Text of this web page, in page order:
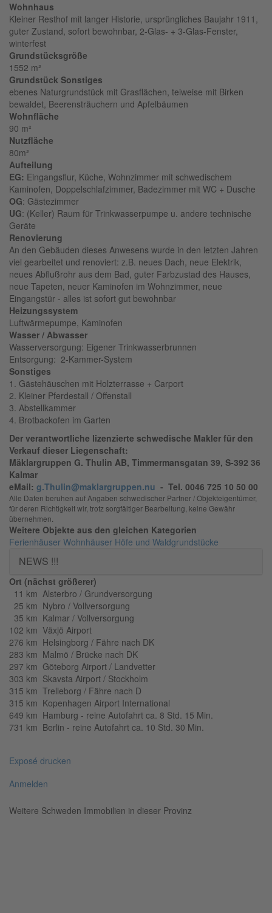
Wohnhaus
Kleiner Resthof mit langer Historie, ursprüngliches Baujahr 1911,
guter Zustand, sofort bewohnbar, 2-Glas- + 3-Glas-Fenster,
winterfest
Grundstücksgröße
1552 m²
Grundstück Sonstiges
ebenes Naturgrundstück mit Grasflächen, teiweise mit Birken
bewaldet, Beerensträuchern und Apfelbäumen
Wohnfläche
90 m²
Nutzfläche
80m²
Aufteilung
EG: Eingangsflur, Küche, Wohnzimmer mit schwedischem
Kaminofen, Doppelschlafzimmer, Badezimmer mit WC + Dusche
OG: Gästezimmer
UG: (Keller) Raum für Trinkwasserpumpe u. andere technische
Geräte
Renovierung
An den Gebäuden dieses Anwesens wurde in den letzten Jahren
viel gearbeitet und renoviert: z.B. neues Dach, neue Elektrik,
neues Abflußrohr aus dem Bad, guter Farbzustad des Hauses,
neue Tapeten, neuer Kaminofen im Wohnzimmer, neue
Eingangstür - alles ist sofort gut bewohnbar
Heizungssystem
Luftwärmepumpe, Kaminofen
Wasser / Abwasser
Wasserversorgung: Eigener Trinkwasserbrunnen
Entsorgung: 2-Kammer-System
Sonstiges
1. Gästehäuschen mit Holzterrasse + Carport
2. Kleiner Pferdestall / Offenstall
3. Abstellkammer
4. Brotbackofen im Garten
Der verantwortliche lizenzierte schwedische Makler für den
Verkauf dieser Liegenschaft:
Mäklargruppen G. Thulin AB, Timmermansgatan 39, S-392 36
Kalmar
eMail: g.Thulin@maklargruppen.nu - Tel. 0046 725 10 50 00
Alle Daten beruhen auf Angaben schwedischer Partner / Objekteigentümer,
für deren Richtigkeit wir, trotz sorgfältiger Bearbeitung, keine Gewähr
übernehmen.
Weitere Objekte aus den gleichen Kategorien
Ferienhäuser Wohnhäuser Höfe und Waldgrundstücke
NEWS !!!
Ort (nächst größerer)
11 km Alsterbro / Grundversorgung
25 km Nybro / Vollversorgung
35 km Kalmar / Vollversorgung
102 km Växjö Airport
276 km Helsingborg / Fähre nach DK
283 km Malmö / Brücke nach DK
297 km Göteborg Airport / Landvetter
303 km Skavsta Airport / Stockholm
315 km Trelleborg / Fähre nach D
315 km Kopenhagen Airport International
649 km Hamburg - reine Autofahrt ca. 8 Std. 15 Min.
731 km Berlin - reine Autofahrt ca. 10 Std. 30 Min.
Exposé drucken
Anmelden
Weitere Schweden Immobilien in dieser Provinz